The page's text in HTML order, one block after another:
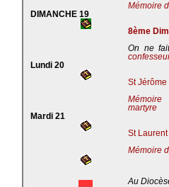
Mémoire
DIMANCHE 19
8ème
On ne
Lundi 20
St
Mémoire
martyre
Mardi 21
St
Mémoire
Au